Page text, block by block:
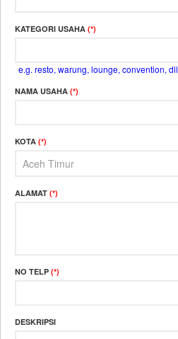
KATEGORI USAHA (*)
e.g. resto, warung, lounge, convention, dll
NAMA USAHA (*)
KOTA (*)
ALAMAT (*)
NO TELP (*)
DESKRIPSI